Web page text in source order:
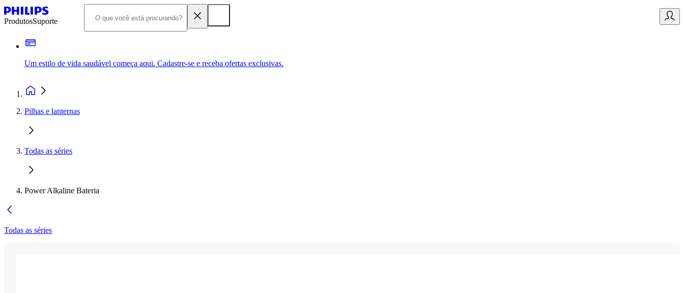
ProdutosSuporte
Um estilo de vida saudável começa aqui. Cadastre-se e receba ofertas exclusivas.
Pilhas e lanternas
Todas as séries
Power Alkaline Bateria
Todas as séries